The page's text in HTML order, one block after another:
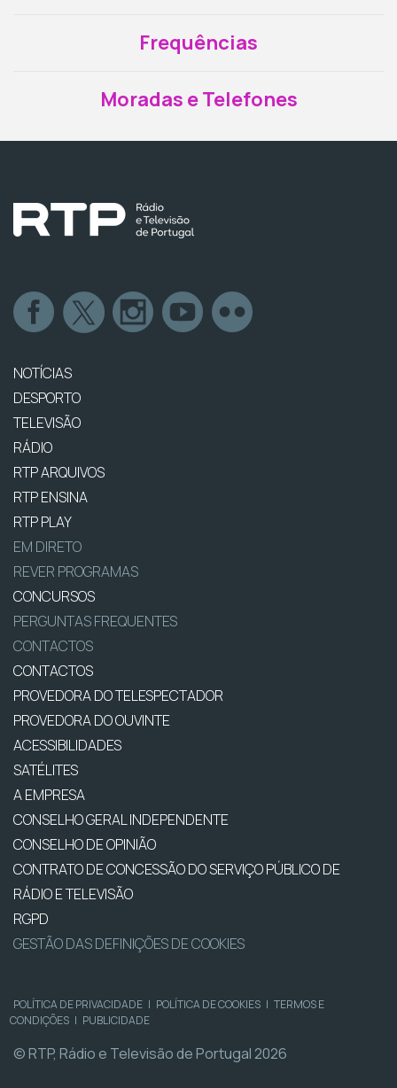
Frequências
Moradas e Telefones
NOTÍCIAS
DESPORTO
TELEVISÃO
RÁDIO
RTP ARQUIVOS
RTP ENSINA
RTP PLAY
EM DIRETO
REVER PROGRAMAS
CONCURSOS
PERGUNTAS FREQUENTES
CONTACTOS
CONTACTOS
PROVEDORA DO TELESPECTADOR
PROVEDORA DO OUVINTE
ACESSIBILIDADES
SATÉLITES
A EMPRESA
CONSELHO GERAL INDEPENDENTE
CONSELHO DE OPINIÃO
CONTRATO DE CONCESSÃO DO SERVIÇO PÚBLICO DE
RÁDIO E TELEVISÃO
RGPD
GESTÃO DAS DEFINIÇÕES DE COOKIES
POLÍTICA DE PRIVACIDADE | POLÍTICA DE COOKIES | TERMOS E
CONDIÇÕES | PUBLICIDADE
© RTP, Rádio e Televisão de Portugal 2026